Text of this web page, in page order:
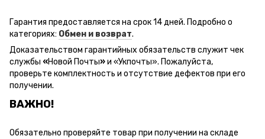
Гарантия предоставляется на срок 14 дней. Подробно о
категориях: Обмен и возврат.
Доказательством гарантийных обязательств служит чек
службы «Новой Почты»и «Укпочты». Пожалуйста,
проверьте комплектность и отсутствие дефектов при его
получении.
ВАЖНО!
Обязательно проверяйте товар при получении на складе